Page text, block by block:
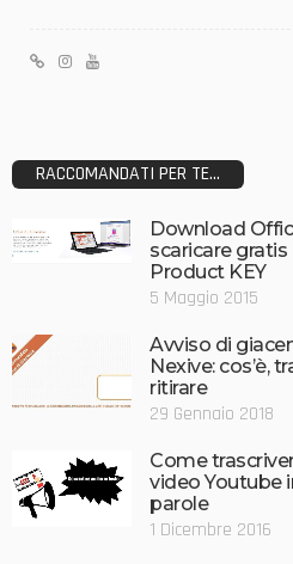
RACCOMANDATI PER TE...
Download
scaricare
Product KEY
5 Maggio 2015
Avviso di
Nexive: cos’è,
ritirare
29 Gennaio 2018
Come
video Youtube
parole
1 Dicembre 2016